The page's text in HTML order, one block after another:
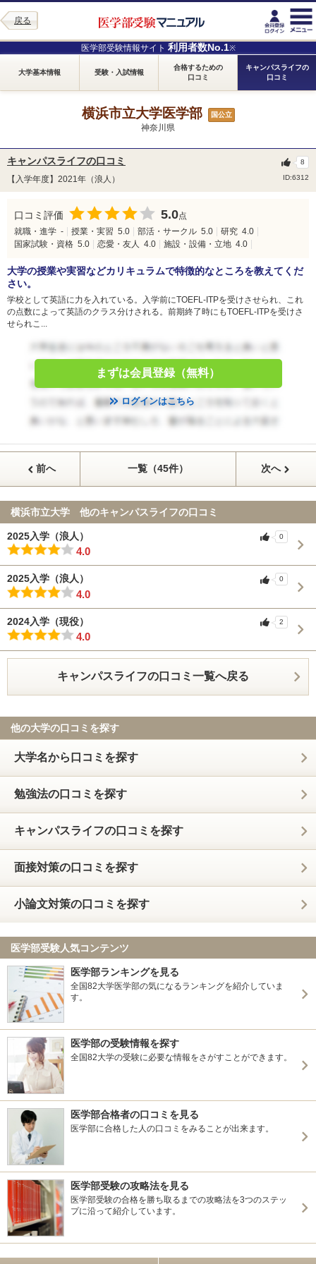
戻る
医学部受験情報サイト 利用者数No.1※
大学基本情報 受験・入試情報
合格するための
口コミ
キャンパスライフの
口コミ
横浜市立大学医学部 国公立
神奈川県
キャンパスライフの口コミ
【入学年度】2021年（浪人） ID:6312
8
口コミ評価 5.0点
就職・進学 - 授業・実習 5.0 部活・サークル 5.0 研究 4.0
国家試験・資格 5.0 恋愛・友人 4.0 施設・設備・立地 4.0
大学の授業や実習などカリキュラムで特徴的なところを教えてくだ
さい。
学校として英語に力を入れている。入学前にTOEFL-ITPを受けさせられ、これ
の点数によって英語のクラス分けされる。前期終了時にもTOEFL-ITPを受けさ
せられこ...
まずは会員登録（無料）
ログインはこちら
前へ 一覧（45件） 次へ
横浜市立大学 他のキャンパスライフの口コミ
2025入学（浪人）
4.0
0
2025入学（浪人）
4.0
0
2024入学（現役）
4.0
2
キャンパスライフの口コミ一覧へ戻る
他の大学の口コミを探す
大学名から口コミを探す
勉強法の口コミを探す
キャンパスライフの口コミを探す
面接対策の口コミを探す
小論文対策の口コミを探す
医学部受験人気コンテンツ
医学部ランキングを見る
全国82大学医学部の気になるランキングを紹介していま
す。
医学部の受験情報を探す
全国82大学の受験に必要な情報をさがすことができます。
医学部合格者の口コミを見る
医学部に合格した人の口コミをみることが出来ます。
医学部受験の攻略法を見る
医学部受験の合格を勝ち取るまでの攻略法を3つのステッ
プに沿って紹介しています。